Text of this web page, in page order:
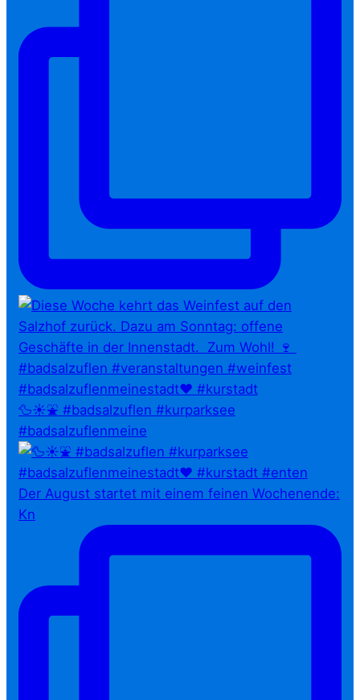
🦆☀️⛲ #badsalzuflen #kurparksee
#badsalzuflenmeine
Der August startet mit einem feinen Wochenende:
Kn